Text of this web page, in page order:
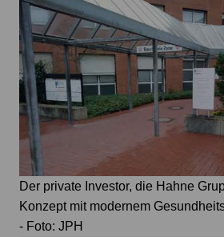
Der private Investor, die Hahne
Konzept mit modernem
- Foto: JPH